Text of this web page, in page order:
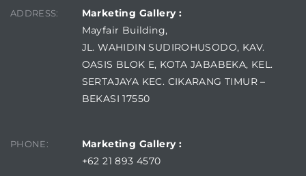
ADDRESS:
Marketing Gallery :
Mayfair Building,
JL. WAHIDIN SUDIROHUSODO, KAV.
OASIS BLOK E, KOTA JABABEKA, KEL.
SERTAJAYA KEC. CIKARANG TIMUR –
BEKASI 17550
PHONE:
Marketing Gallery :
+62 21 893 4570